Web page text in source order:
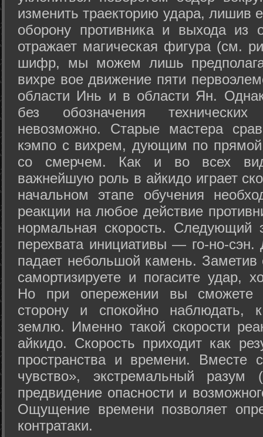
изменить траекторию удара, лишив
оборону противника и выхода из
отражает магическая фигура (см.
шифр, мы можем лишь
вихре вое движение пяти
области Инь и в области Ян.
без обозначения
невозможно. Старые мастера
кэмпо с вихрем, дующим по
со смерчем. Как и во всех
важнейшую роль в айкидо играет
начальном этапе обучения
реакции на любое действие
нормальная скорость.
перехвата инициативы — го-но-
падает небольшой камень.
самортизируете и погасите удар,
Но при опережении вы сможете
сторону и спокойно наблюдать,
землю. Именно такой скорости
айкидо. Скорость приходит как
пространства и времени. Вместе
чувство», экстремальный разум
предвидение опасности и
Ощущение времени позволяет
контратаки.